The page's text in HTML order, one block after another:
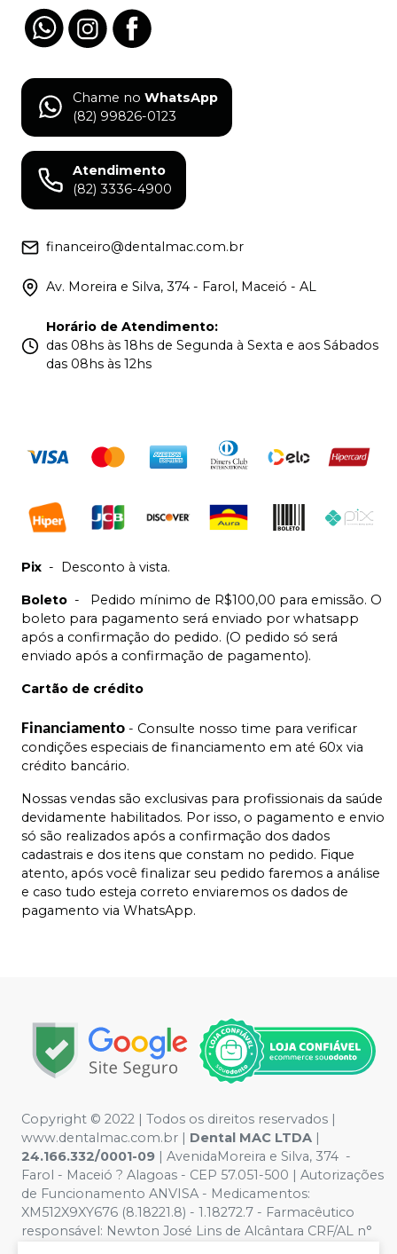
Chame no WhatsApp
(82) 99826-0123
Atendimento
(82) 3336-4900
financeiro@dentalmac.com.br
Av. Moreira e Silva, 374 - Farol, Maceió - AL
Horário de Atendimento:
das 08hs às 18hs de Segunda à Sexta e aos Sábados
das 08hs às 12hs
Pix - Desconto à vista.
Boleto -
Pedido mínimo de R$100,00 para emissão. O
boleto para pagamento será enviado por whatsapp
após a confirmação do pedido. (O pedido só será
enviado após a confirmação de pagamento).
Cartão de crédito
Financiamento - Consulte nosso time para verificar
condições especiais de financiamento em até 60x via
crédito bancário.
Nossas vendas são exclusivas para profissionais da saúde
devidamente habilitados. Por isso, o pagamento e envio
só são realizados após a confirmação dos dados
cadastrais e dos itens que constam no pedido. Fique
atento, após você finalizar seu pedido faremos a análise
e caso tudo esteja correto enviaremos os dados de
pagamento via WhatsApp.
Copyright © 2022 | Todos os direitos reservados |
www.dentalmac.com.br | Dental MAC LTDA |
24.166.332/0001-09 | AvenidaMoreira e Silva, 374 -
Farol - Maceió ? Alagoas - CEP 57.051-500 | Autorizações
de Funcionamento ANVISA - Medicamentos:
XM512X9XY676 (8.18221.8) - 1.18272.7 - Farmacêutico
responsável: Newton José Lins de Alcântara CRF/AL n°